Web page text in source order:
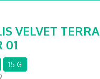
VELVET
01
15 G